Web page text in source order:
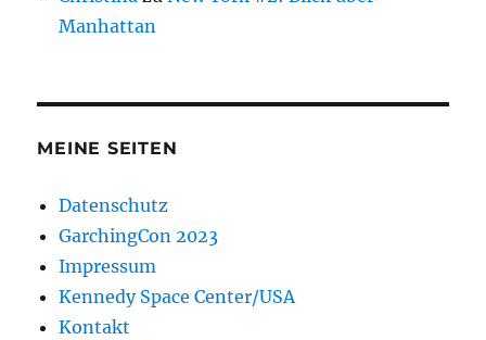
Manhattan
MEINE SEITEN
Datenschutz
GarchingCon 2023
Impressum
Kennedy Space Center/USA
Kontakt